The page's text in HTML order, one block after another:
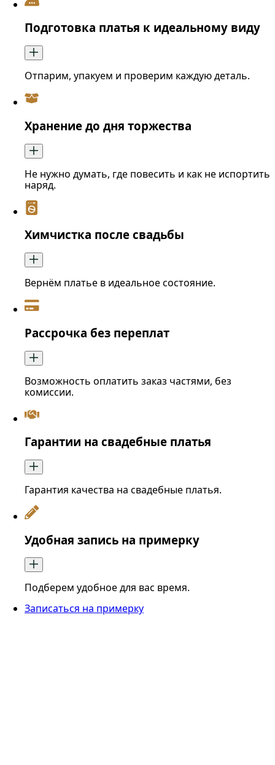
Подготовка платья к идеальному виду
Отпарим, упакуем и проверим каждую деталь.
Хранение до дня торжества
Не нужно думать, где повесить и как не испортить
наряд.
Химчистка после свадьбы
Вернём платье в идеальное состояние.
Рассрочка без переплат
Возможность оплатить заказ частями, без
комиссии.
Гарантии на свадебные платья
Гарантия качества на свадебные платья.
Удобная запись на примерку
Подберем удобное для вас время.
Записаться на примерку